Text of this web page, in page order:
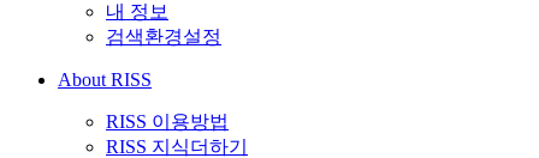
내 정보
검색환경설정
About RISS
RISS 이용방법
RISS 지식더하기